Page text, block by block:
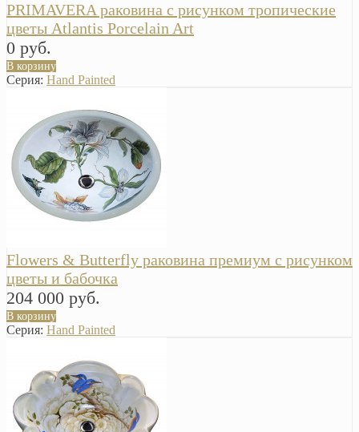
PRIMAVERA раковина с рисунком тропические
цветы Atlantis Porcelain Art
0 руб.
В корзину
Серия: Hand Painted
Flowers & Butterfly раковина премиум с рисунком
цветы и бабочка
204 000 руб.
В корзину
Серия: Hand Painted